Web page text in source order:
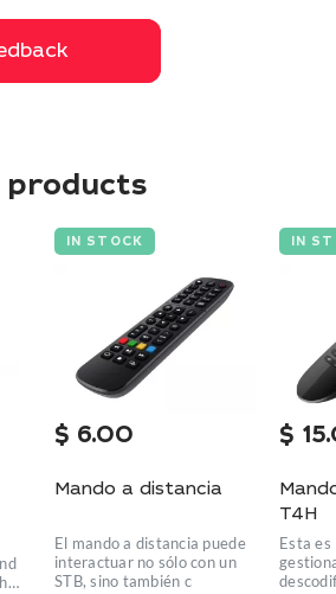
products
IN STOCK
$ 6.00
Mando a distancia
El mando a distancia puede
interactuar no sólo con un
STB, sino también c
IN
$
T4H
Esta